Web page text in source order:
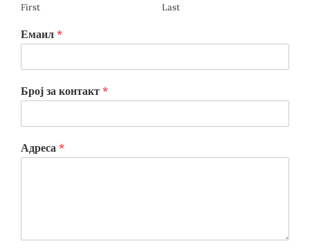
First Last
Емаил *
Број за контакт *
Адреса *